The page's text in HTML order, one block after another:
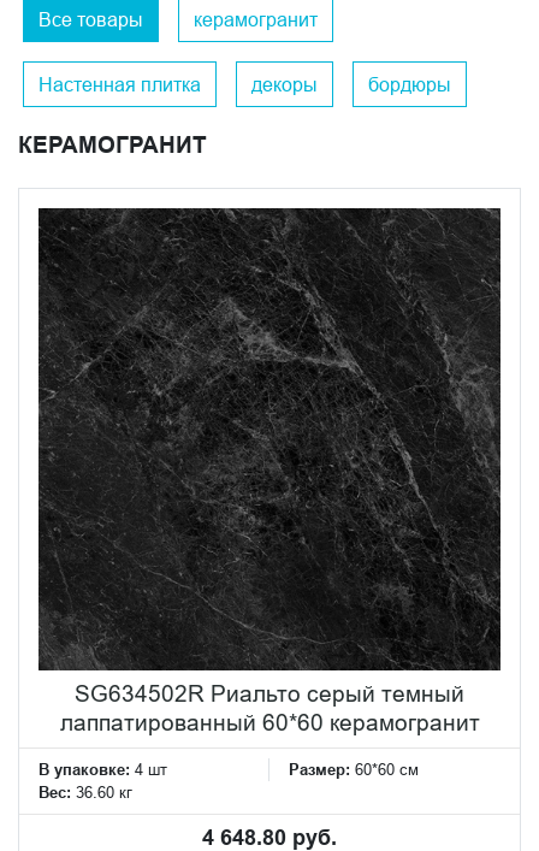
Все товары керамогранит
Настенная плитка декоры бордюры
КЕРАМОГРАНИТ
SG634502R Риальто серый темный
лаппатированный 60*60 керамогранит
В упаковке: 4 шт Размер: 60*60 см
Вес: 36.60 кг
4 648.80 руб.